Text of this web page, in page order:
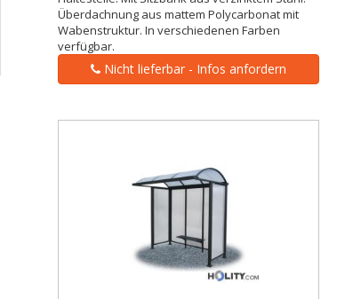
Überdachnung aus mattem Polycarbonat mit
Wabenstruktur. In verschiedenen Farben
verfügbar.
Nicht lieferbar - Infos anfordern